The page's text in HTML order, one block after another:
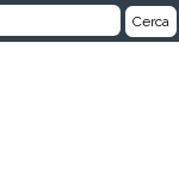
Cerca